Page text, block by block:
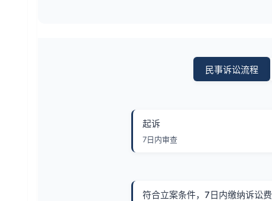
民事诉讼流程
起诉
7日内审查
符合立案条件，7日内缴纳诉讼费